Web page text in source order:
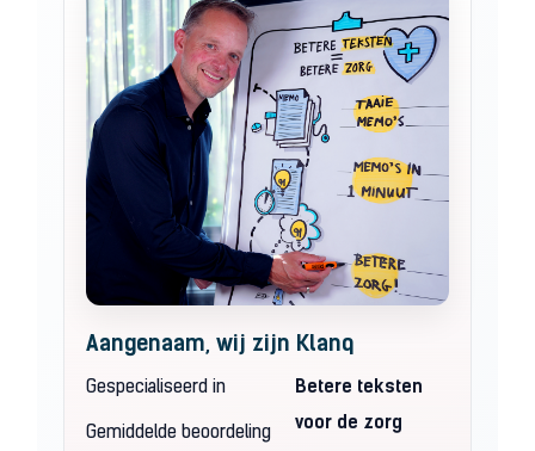
Aangenaam, wij zijn Klanq
Gespecialiseerd in
Gemiddelde beoordeling
Betere teksten
voor de zorg